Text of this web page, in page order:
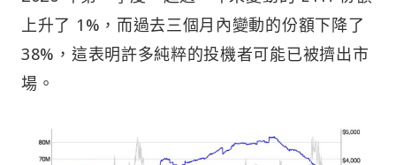
上升了 1%，而過去三個月內變動的份額下降了
38%，這表明許多純粹的投機者可能已被擠出市
場。